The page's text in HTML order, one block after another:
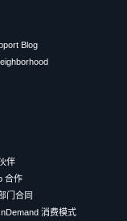
Blog
伴
合作
门合同
消费模式